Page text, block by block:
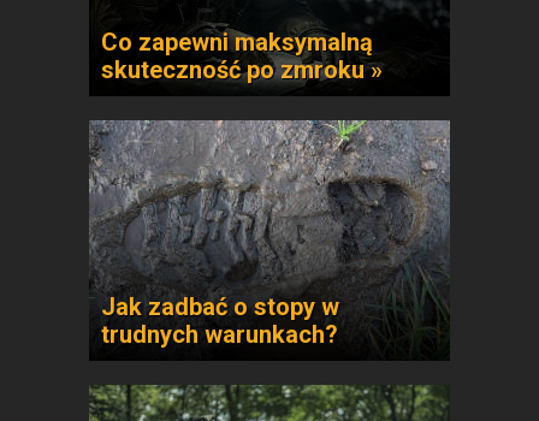
Co zapewni maksymalną
skuteczność po zmroku »
Jak zadbać o stopy w
trudnych warunkach?